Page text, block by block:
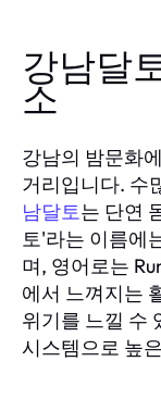
강남달
소
강남의 밤문화
거리입니다. 수
남달토는 단연
토'라는 이름에
며, 영어로는
에서 느껴지는
위기를 느낄 수
시스템으로 높